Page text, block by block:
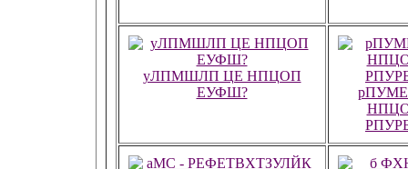
уЛПМШЛП ЦЕ НПЦОП
ЕУФШ?